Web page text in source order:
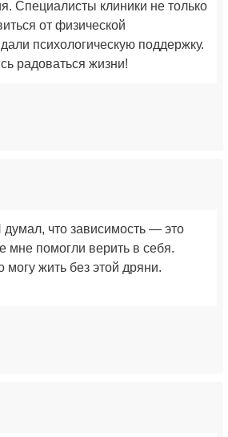
Специалисты клиники не только
от физической
психологическую поддержку.
радоваться жизни!
что зависимость — это
мне помогли верить в себя.
могу жить без этой дряни.